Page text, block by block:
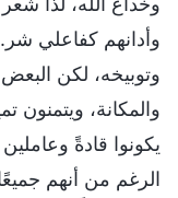
وأدانهم كفاعلي شر.
وتوبيخه، لكن
والمكانة، ويتمنون
يكونوا قادةً
الرغم من أنهم